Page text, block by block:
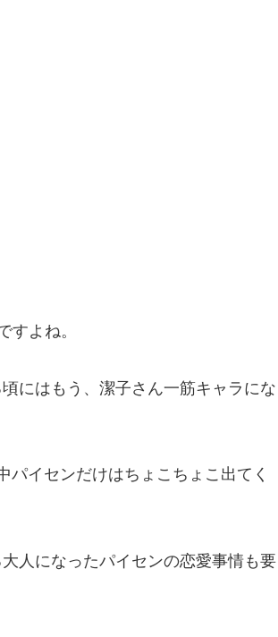
すよね。
にはもう、潔子さん一筋キャラにな
イセンだけはちょこちょこ出てく
人になったパイセンの恋愛事情も要